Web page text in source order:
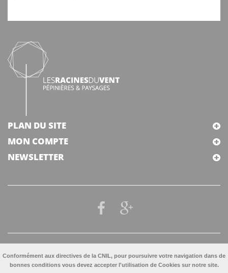
PLAN DU SITE
MON COMPTE
NEWSLETTER
Conformément aux directives de la CNIL, pour poursuivre votre navigation dans de
bonnes conditions vous devez accepter l'utilisation de Cookies sur notre site.